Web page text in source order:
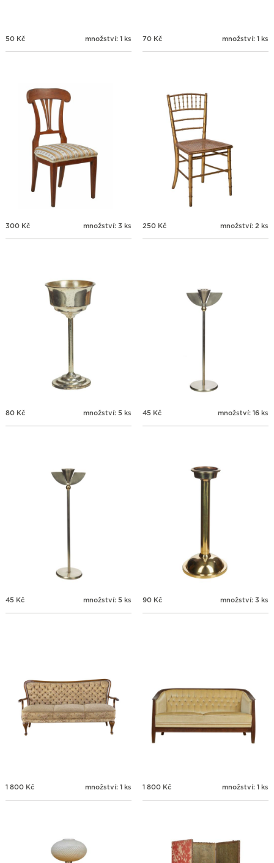
50 Kč množství: 1 ks 70 Kč množství: 1 ks
300 Kč množství: 3 ks 250 Kč množství: 2 ks
80 Kč množství: 5 ks 45 Kč množství: 16 ks
45 Kč množství: 5 ks 90 Kč množství: 3 ks
1 800 Kč množství: 1 ks 1 800 Kč množství: 1 ks